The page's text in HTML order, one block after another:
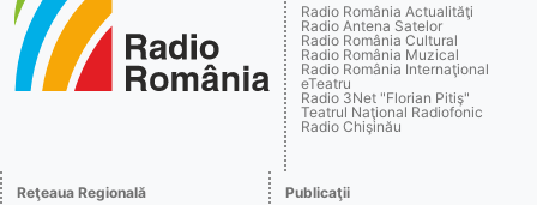
Radio România Actualităţi
Radio Antena Satelor
Radio România Cultural
Radio România Muzical
Radio România Internaţional
eTeatru
Radio 3Net "Florian Pitiş"
Teatrul Naţional Radiofonic
Radio Chişinău
Reţeaua Regională
Publicaţii